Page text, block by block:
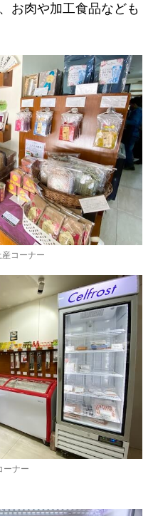
お肉や加工食品なども
コーナー
ーナー